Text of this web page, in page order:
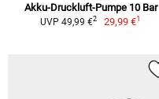
Akku-Druckluft-Pumpe 10 Bar
UVP 49,99 €2 29,99 €1